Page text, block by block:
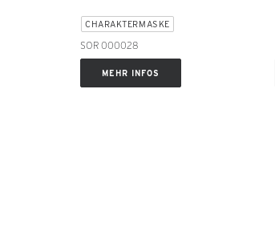
CHARAKTERMASKE
SOR 000028
MEHR INFOS